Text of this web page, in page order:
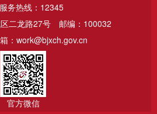
务热线：12345
二龙路27号
邮编：100032
：work@bjxch.gov.cn
官方微信